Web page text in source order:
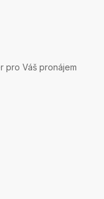
pro Váš pronájem